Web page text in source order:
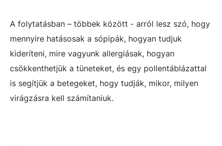
A folytatásban – többek között - arról lesz szó, hogy
mennyire hatásosak a sópipák, hogyan tudjuk
kideríteni, mire vagyunk allergiásak, hogyan
csökkenthetjük a tüneteket, és egy pollentáblázattal
is segítjük a betegeket, hogy tudják, mikor, milyen
virágzásra kell számítaniuk.